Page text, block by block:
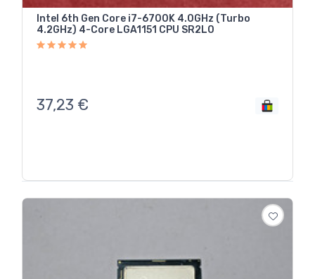
Intel 6th Gen Core i7-6700K 4.0GHz (Turbo
4.2GHz) 4-Core LGA1151 CPU SR2L0
37,23 €